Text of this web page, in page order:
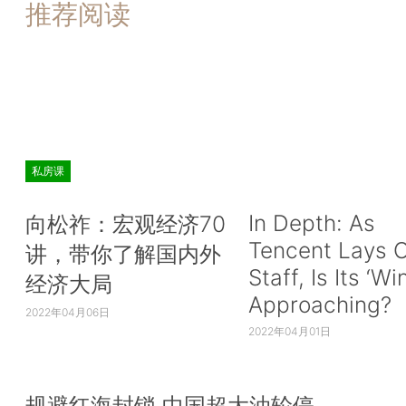
推荐阅读
私房课
向松祚：宏观经济70
讲，带你了解国内外
经济大局
2022年04月06日
In Depth: As
Tencent Lays
Staff, Is Its
Approaching?
2022年04月01日